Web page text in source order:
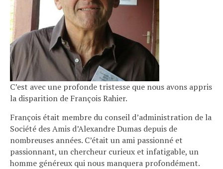
C’est avec une profonde tristesse que nous avons appris
la disparition de François Rahier.
François était membre du conseil d’administration de la
Société des Amis d’Alexandre Dumas depuis de
nombreuses années. C’était un ami passionné et
passionnant, un chercheur curieux et infatigable, un
homme généreux qui nous manquera profondément.